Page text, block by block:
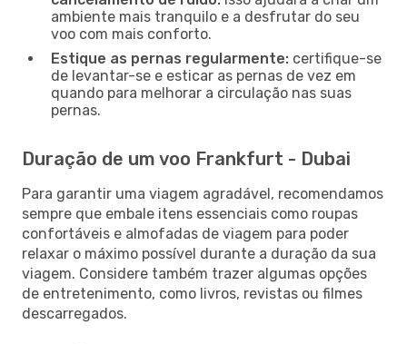
ambiente mais tranquilo e a desfrutar do seu
voo com mais conforto.
Estique as pernas regularmente: certifique-se
de levantar-se e esticar as pernas de vez em
quando para melhorar a circulação nas suas
pernas.
Duração de um voo Frankfurt - Dubai
Para garantir uma viagem agradável, recomendamos
sempre que embale itens essenciais como roupas
confortáveis e almofadas de viagem para poder
relaxar o máximo possível durante a duração da sua
viagem. Considere também trazer algumas opções
de entretenimento, como livros, revistas ou filmes
descarregados.